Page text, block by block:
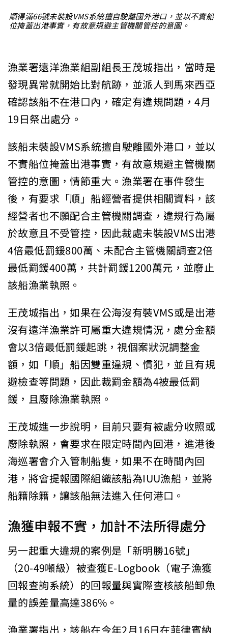
順得滿66號未裝設VMS系統擅自駛離國外港口，並以不實船
位掩蓋出港事實，有故意規避主管機關管控的意圖。
漁業署遠洋漁業組副組長王茂城指出，當時是
發現異常就開始比對航跡，並派人到馬來西亞
確認該船不在港口內，確定有違規問題，4月
19日祭出處分。
該船未裝設VMS系統擅自駛離國外港口，並以
不實船位掩蓋出港事實，有故意規避主管機關
管控的意圖，情節重大。漁業署在事件發生
後，有要求「順」船經營者提供相關資料，該
經營者也不願配合主管機關調查，違規行為屬
於故意且不受管控，因此裁處未裝設VMS出港
4倍最低罰鍰800萬、未配合主管機關調查2倍
最低罰鍰400萬，共計罰鍰1200萬元，並廢止
該船漁業執照。
王茂城指出，如果在公海沒有裝VMS或是出港
沒有遠洋漁業許可屬重大違規情況，處分金額
會以3倍最低罰鍰起跳，視個案狀況調整金
額，如「順」船因雙重違規、慣犯，並且有規
避檢查等問題，因此裁罰金額為4被最低罰
鍰，且廢除漁業執照。
王茂城進一步說明，目前只要有被處分收照或
廢除執照，會要求在限定時間內回港，進港後
海巡署會介入管制船隻，如果不在時間內回
港，將會提報國際組織該船為IUU漁船，並將
船籍除籍，讓該船無法進入任何港口。
漁獲申報不實，加計不法所得處分
另一起重大違規的案例是「新明勝16號」
（20-49噸級）被查獲E-Logbook（電子漁獲
回報查詢系統）的回報量與實際查核該船卸魚
量的誤差量高達386%。